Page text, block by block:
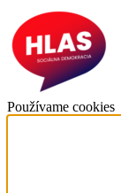
Používame cookies